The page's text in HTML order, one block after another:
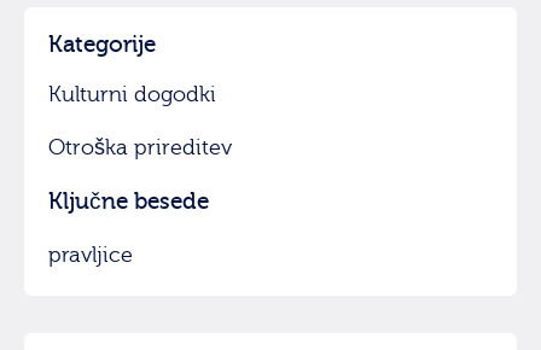
Kategorije
Kulturni dogodki
Otroška prireditev
Ključne besede
pravljice